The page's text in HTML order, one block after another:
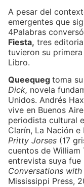
A pesar del
emergentes que
4Palabras
Fiesta, tres
tuvieron su
Libro.
Queequeg toma
Dick, novela
Unidos. Andrés
vive en Buenos
periodista cultural
Clarín, La Nación
Pritty Jorses (17
cuentos de William
entrevista suya
Conversations
Mississippi Press,